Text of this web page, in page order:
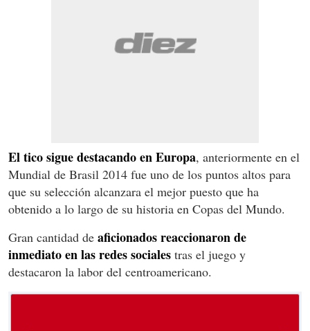
El tico sigue destacando en Europa, anteriormente en el
Mundial de Brasil 2014 fue uno de los puntos altos para
que su selección alcanzara el mejor puesto que ha
obtenido a lo largo de su historia en Copas del Mundo.
Gran cantidad de aficionados reaccionaron de
inmediato en las redes sociales tras el juego y
destacaron la labor del centroamericano.